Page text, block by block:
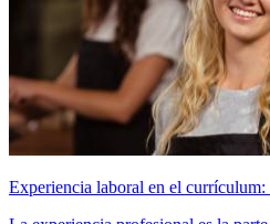
Experiencia laboral en el